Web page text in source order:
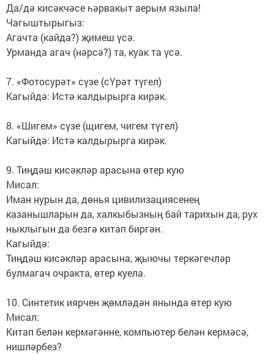
Да/дә кисәкчәсе һәрвакыт аерым языла!
Чагыштырыгыз:
Агачта (кайда?) җимеш үсә.
Урманда агач (нәрсә?) та, куак та үсә.
7. «Фотосурәт» сүзе (сҮрәт түгел)
Кагыйдә: Истә калдырырга кирәк.
8. «Шигем» сүзе (щигем, чигем түгел)
Кагыйдә: Истә калдырырга кирәк.
9. Тиңдәш кисәкләр арасына өтер кую
Мисал:
Иман нурын да, дөнья цивилизациясенең
казанышларын да, халкыбызның бай тарихын да, рух
ныклыгын да безгә китап биргән.
Кагыйдә:
Тиңдәш кисәкләр арасына, җыючы теркәгечләр
булмагач очракта, өтер куела.
10. Синтетик иярчен җөмләдән янында өтер кую
Мисал:
Китап белән кермәгәнне, компьютер белән кермәсә,
нишләрбез?